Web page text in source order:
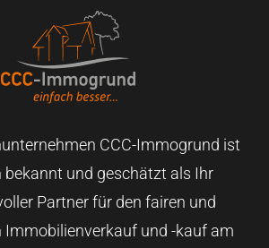
CCC-Immogrund ist
bekannt und geschätzt als Ihr
Partner für den fairen und
Immobilienverkauf und -kauf am